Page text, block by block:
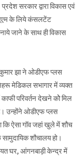
सरकार द्वारा विकास एवं
के लिये कंसलटेंट
जाने के साथ ही विकास
झा ने ओडीएफ प्लस
मेडिकल सभागार में व्यक्त
परिवर्तन देखने कोे मिल
उन्होंने ओडीएफ प्लस
कि ऐसा गॉव जहां खुले में शौच
शौचालय हो।
घर, आंगनबाड़ी केन्द्र में